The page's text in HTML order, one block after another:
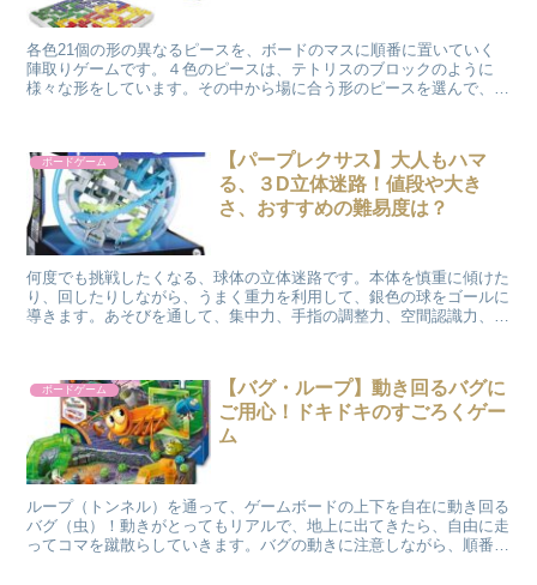
各色21個の形の異なるピースを、ボードのマスに順番に置いていく
陣取りゲームです。４色のピースは、テトリスのブロックのように
様々な形をしています。その中から場に合う形のピースを選んで、自
ボードゲーム
【パープレクサス】大人もハマ
る、３D立体迷路！値段や大き
さ、おすすめの難易度は？
何度でも挑戦したくなる、球体の立体迷路です。本体を慎重に傾けた
り、回したりしながら、うまく重力を利用して、銀色の球をゴールに
導きます。あそびを通して、集中力、手指の調整力、空間認識力、根
ー」「オリジナル」「エピック」「ポータル」があり、その他にも
様々な仕掛けが組み込まれた「ツイスト」などの商品があります。
ボードゲーム
【バグ・ループ】動き回るバグに
ご用心！ドキドキのすごろくゲー
ム
ループ（トンネル）を通って、ゲームボードの上下を自在に動き回る
バグ（虫）！動きがとってもリアルで、地上に出てきたら、自由に走
ってコマを蹴散らしていきます。バグの動きに注意しながら、順番に